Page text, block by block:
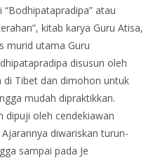
atau
kitab karya Guru Atisa,
murid utama Guru
disusun oleh
di Tibet dan dimohon untuk
mudah dipraktikkan.
dipuji oleh cendekiawan
diwariskan turun-
sampai pada Je